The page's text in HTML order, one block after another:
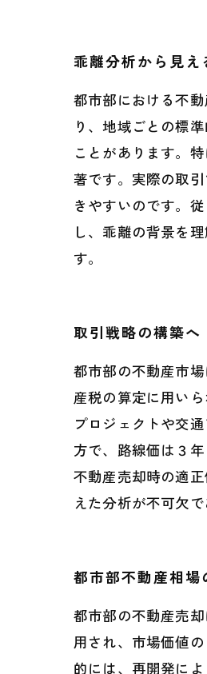
乖離分析から見
都市部における不
り、地域ごとの標
ことがあります。
著です。実際の取
きやすいのです。
し、乖離の背景を
す。
取引戦略の構築
都市部の不動産市
産税の算定に用い
プロジェクトや交
方で、路線価は３
不動産売却時の適
えた分析が不可欠
都市部不動産相
都市部の不動産売
用され、市場価値
的には、再開発に